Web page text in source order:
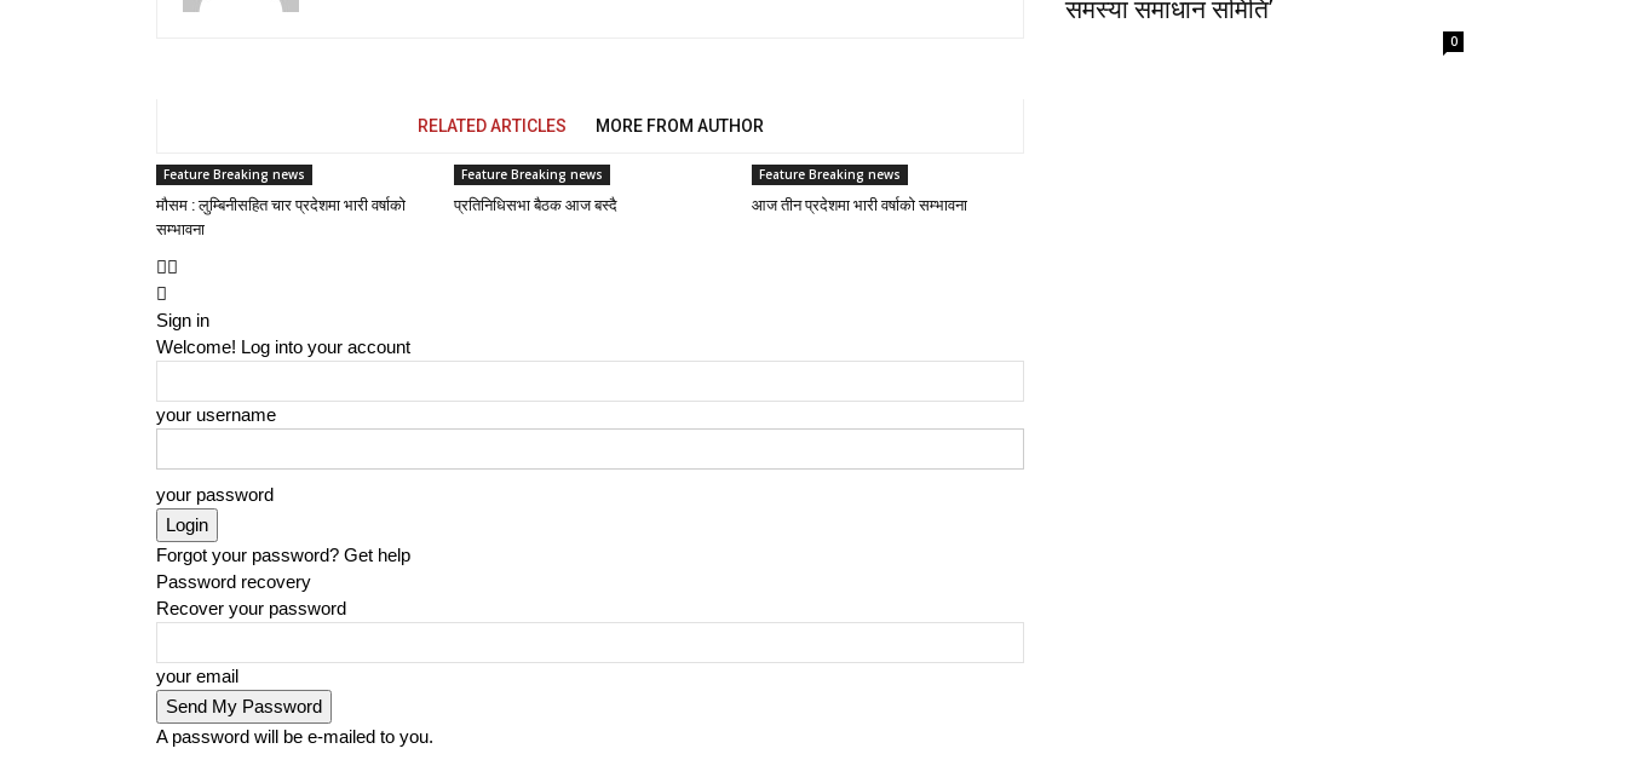
RELATED ARTICLES MORE FROM AUTHOR
Feature Breaking news
मौसम : लुम्बिनीसहित चार प्रदेशमा भारी वर्षाको
सम्भावना
Feature Breaking news
प्रतिनिधिसभा बैठक आज बस्दै
Feature Breaking news
आज तीन प्रदेशमा भारी वर्षाको सम्भावना
Sign in
Welcome! Log into your account
your username
your password
Forgot your password? Get help
Password recovery
Recover your password
your email
A password will be e-mailed to you.
समस्या समाधान समिति’
0